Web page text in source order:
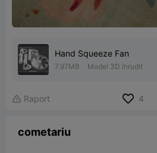
Hand Squeeze Fan
7.97MB Model 3D înrudit
 Raport 4
cometariu